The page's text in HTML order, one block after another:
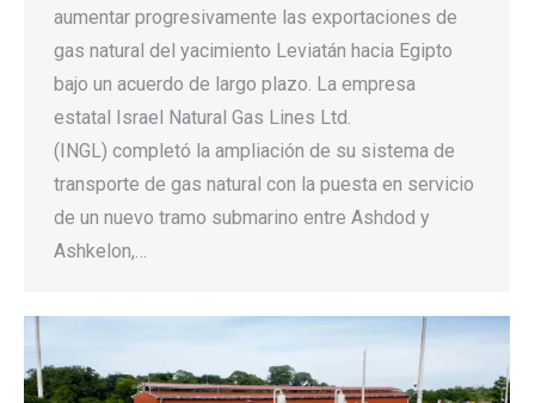
aumentar progresivamente las exportaciones de
gas natural del yacimiento Leviatán hacia Egipto
bajo un acuerdo de largo plazo. La empresa
estatal Israel Natural Gas Lines Ltd.
(INGL) completó la ampliación de su sistema de
transporte de gas natural con la puesta en servicio
de un nuevo tramo submarino entre Ashdod y
Ashkelon,…